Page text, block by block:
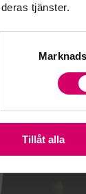
tjänster.
Tillåt alla
Lägg till i